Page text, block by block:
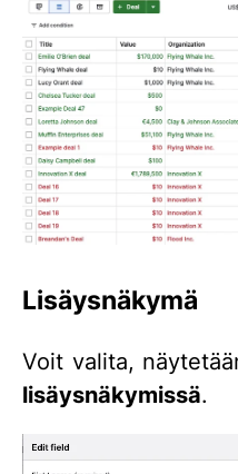
Lisäysnäkymä
Voit valita,
lisäysnäkymissä.